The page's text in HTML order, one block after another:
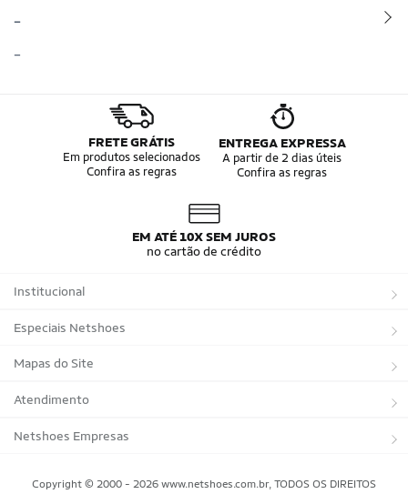
FRETE GRÁTIS
Em produtos selecionados
Confira as regras
ENTREGA EXPRESSA
A partir de 2 dias úteis
Confira as regras
EM ATÉ 10X SEM JUROS
no cartão de crédito
Institucional
Sobre a Netshoes
Política de Privacidade
Programa de Afiliados
Regulamentos
Especiais Netshoes
Suplementos
Corrida
Bicicletas
Mapas do Site
Marcas
Tipos de Produtos
Atendimento
Trocas e devoluções
Netshoes Empresas
Copyright © 2000 - 2026 www.netshoes.com.br, TODOS OS DIREITOS